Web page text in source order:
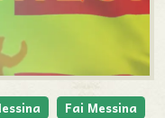
Fai Messina